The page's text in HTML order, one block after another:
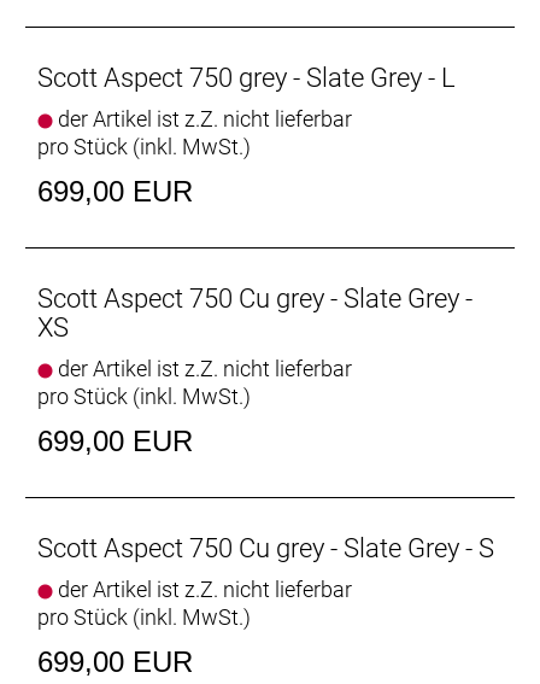
Scott Aspect 750 grey - Slate Grey - L
der Artikel ist z.Z. nicht lieferbar
pro Stück (inkl. MwSt.)
699,00 EUR
Scott Aspect 750 Cu grey - Slate Grey -
XS
der Artikel ist z.Z. nicht lieferbar
pro Stück (inkl. MwSt.)
699,00 EUR
Scott Aspect 750 Cu grey - Slate Grey - S
der Artikel ist z.Z. nicht lieferbar
pro Stück (inkl. MwSt.)
699,00 EUR